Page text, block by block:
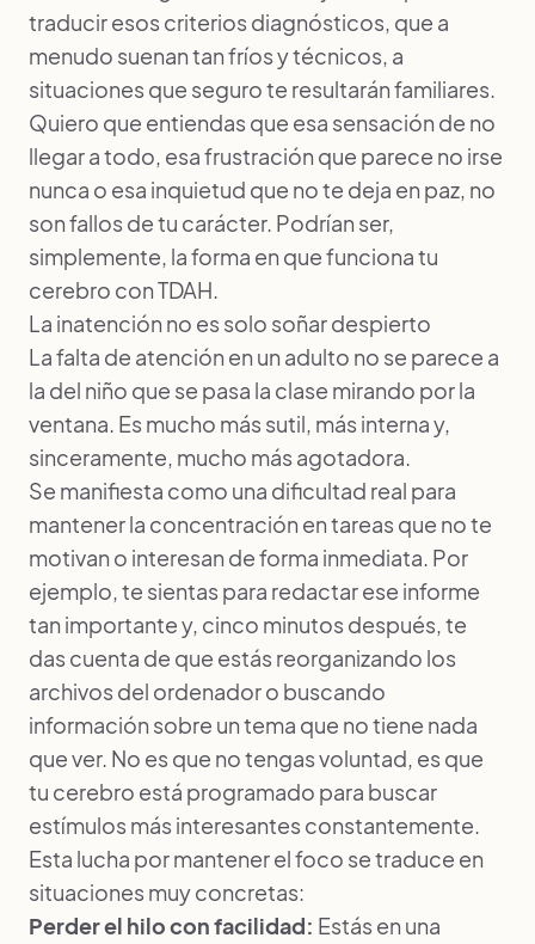
traducir esos criterios diagnósticos, que a
menudo suenan tan fríos y técnicos, a
situaciones que seguro te resultarán familiares.
Quiero que entiendas que esa sensación de no
llegar a todo, esa frustración que parece no irse
nunca o esa inquietud que no te deja en paz, no
son fallos de tu carácter. Podrían ser,
simplemente, la forma en que funciona tu
cerebro con TDAH.
La inatención no es solo soñar despierto
La falta de atención en un adulto no se parece a
la del niño que se pasa la clase mirando por la
ventana. Es mucho más sutil, más interna y,
sinceramente, mucho más agotadora.
Se manifiesta como una dificultad real para
mantener la concentración en tareas que no te
motivan o interesan de forma inmediata. Por
ejemplo, te sientas para redactar ese informe
tan importante y, cinco minutos después, te
das cuenta de que estás reorganizando los
archivos del ordenador o buscando
información sobre un tema que no tiene nada
que ver. No es que no tengas voluntad, es que
tu cerebro está programado para buscar
estímulos más interesantes constantemente.
Esta lucha por mantener el foco se traduce en
situaciones muy concretas:
Perder el hilo con facilidad: Estás en una